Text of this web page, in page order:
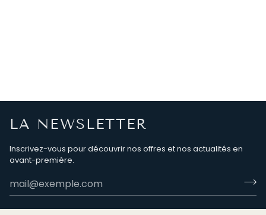
LA NEWSLETTER
Inscrivez-vous pour découvrir nos offres et nos actualités en
avant-première.